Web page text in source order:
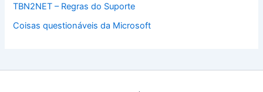
TBN2NET – Regras do Suporte
Coisas questionáveis da Microsoft